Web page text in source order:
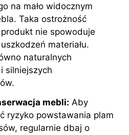
na mało widocznym
Taka ostrożność
nie spowoduje
materiału.
naturalnych
silniejszych
mebli: Aby
ryzyko powstawania plam
regularnie dbaj o